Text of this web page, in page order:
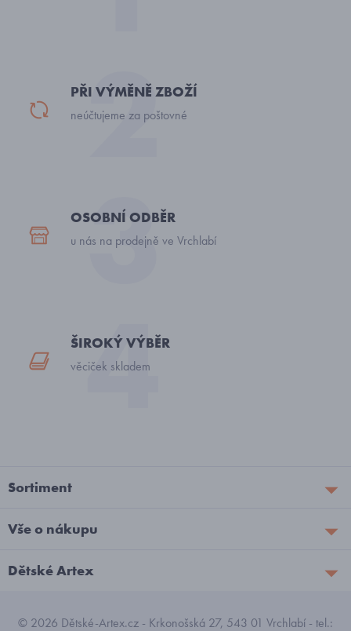
PŘI VÝMĚNĚ ZBOŽÍ
neúčtujeme za poštovné
OSOBNÍ ODBĚR
u nás na prodejně ve Vrchlabí
ŠIROKÝ VÝBĚR
věciček skladem
Sortiment
Vše o nákupu
Dětské Artex
© 2026 Dětské-Artex.cz - Krkonošská 27, 543 01 Vrchlabí - tel.: